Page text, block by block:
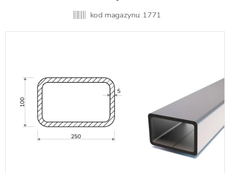
kod magazynu: 1771